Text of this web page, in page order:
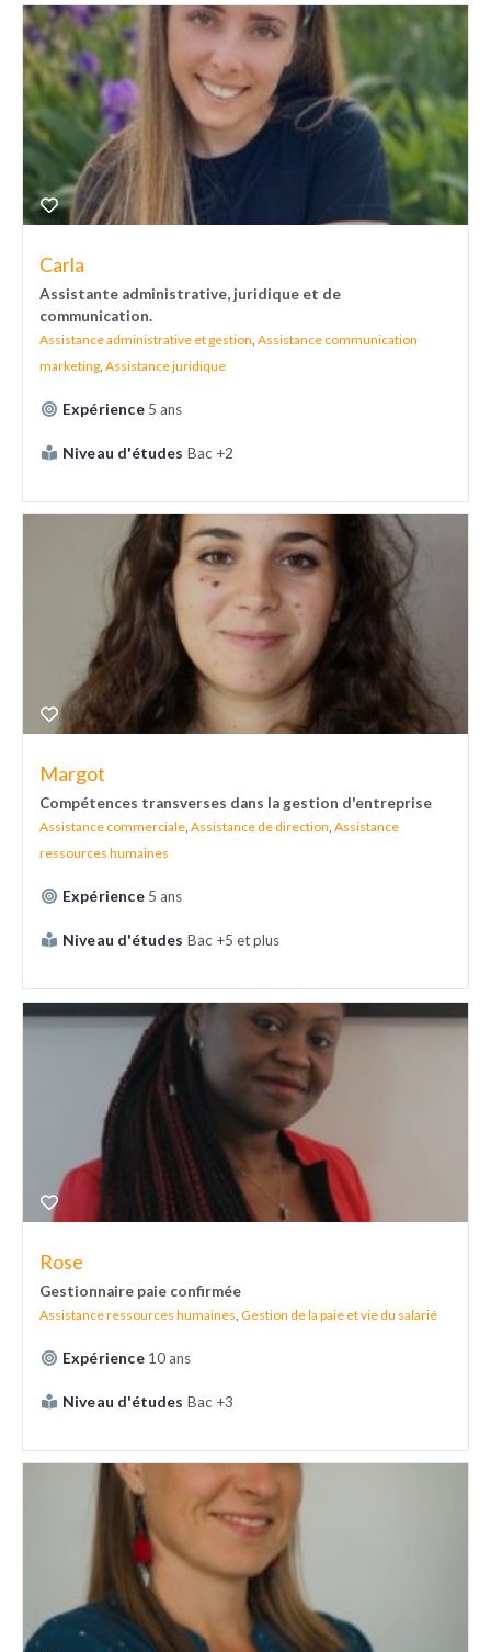
Carla
Assistante administrative, juridique et de
communication.
Assistance administrative et gestion, Assistance communication
marketing, Assistance juridique
Expérience 5 ans
Niveau d'études Bac +2
Margot
Compétences transverses dans la gestion d'entreprise
Assistance commerciale, Assistance de direction, Assistance
ressources humaines
Expérience 5 ans
Niveau d'études Bac +5 et plus
Rose
Gestionnaire paie confirmée
Assistance ressources humaines Gestion de la paie et vie du salarié
Expérience 10 ans
Niveau d'études Bac +3